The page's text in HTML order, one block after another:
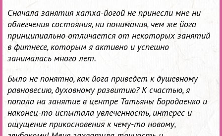
Сначала занятия хатха-йогой не принесли мне ни
облегчения состояния, ни понимания, чем же йога
принципиально отличается от некоторых занятий
в фитнесе, которым я активно и успешно
занималась много лет.
Было не понятно, как йога приведет к душевному
равновесию, духовному развитию? К счастью, я
попала на занятие в центре Татьяны Бородаенко и
наконец-то испытала увлеченность, интерес и
ощущение прикосновения к чему-то новому,